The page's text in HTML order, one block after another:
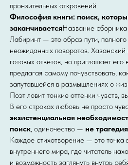
пронзительных откровений.
Философия книги: поиск,
заканчиваетсяНазвание
Лабиринт — это образ пути,
неожиданных поворотов. Хазанский
готовых ответов, но приглашает его
предлагая самому почувствовать,
запутавшейся в размышлениях о
Поэт ловит тонкие оттенки чувств,
В его строках любовь не просто
экзистенциальная
поиск, одиночество — не
Каждое стихотворение — это точка
внутреннего мира, где читатель
и возможность заглянуть внутрь